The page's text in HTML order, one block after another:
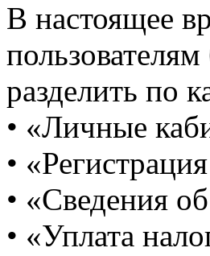
В настоящее
разделить по
• «Личные
•
• «Сведения
• «Уплата